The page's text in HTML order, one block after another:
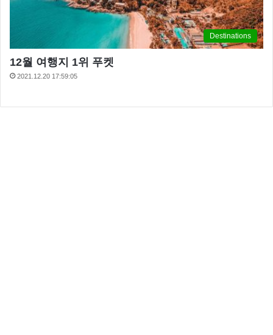
Destinations
12월 여행지 1위 푸켓
2021.12.20 17:59:05